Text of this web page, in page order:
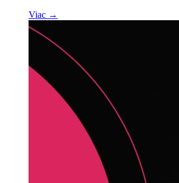
Viac →